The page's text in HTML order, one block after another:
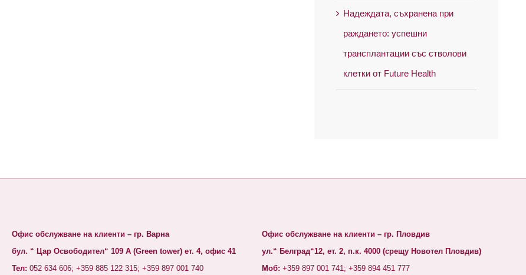
Надеждата, съхранена при
раждането: успешни
трансплантации със стволови
клетки от Future Health
Офис обслужване на клиенти – гр. Варна
бул. “ Цар Освободител“ 109 А (Green tower) ет. 4, офис 41
Тел: 052 634 606; +359 885 122 315; +359 897 001 740
Офис обслужване на клиенти – гр. Пловдив
ул.“ Белград“12, ет. 2, п.к. 4000 (срещу Новотел Пловдив)
Моб: +359 897 001 741; +359 894 451 777